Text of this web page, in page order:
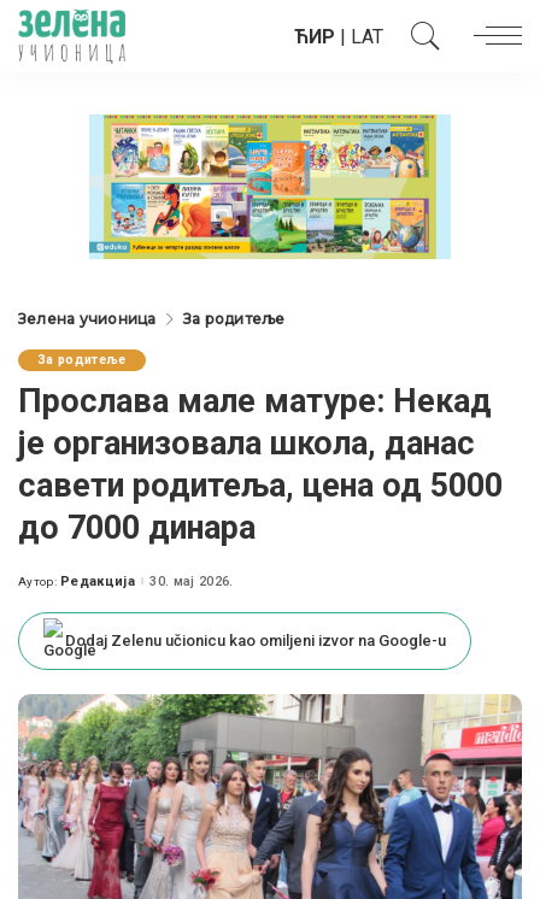
ЋИР | LAT
Зелена учионица За родитеље
За родитеље
Прослава мале матуре: Некад
је организовала школа, данас
савети родитеља, цена од 5000
до 7000 динара
Posted
Аутор: Редакција 30. мај 2026.
Dodaj Zelenu učionicu kao omiljeni izvor na Google-u